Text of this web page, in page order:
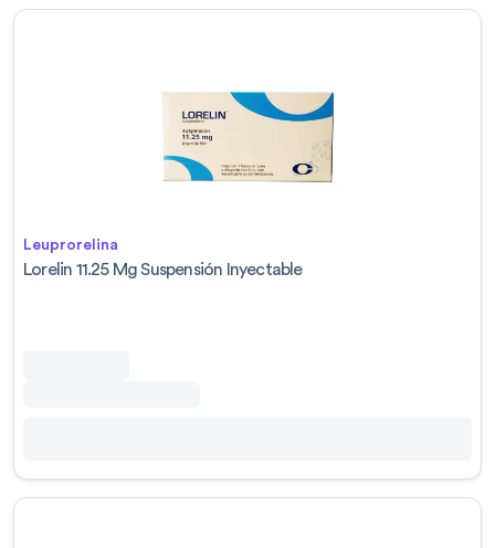
Leuprorelina
Lorelin 11.25 Mg Suspensión Inyectable